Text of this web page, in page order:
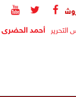


 التعليم
التحرير أحمد الحضرى